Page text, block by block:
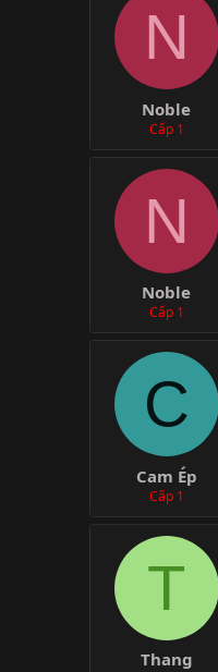
N
Noble
Cấp 1
N
Noble
Cấp 1
C
Cam Ép
Cấp 1
T
Thang